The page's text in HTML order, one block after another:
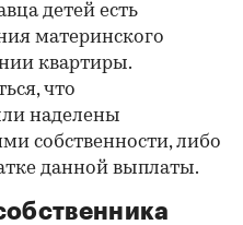
детей есть
материнского
квартиры.
что
наделены
собственности, либо
данной выплаты.